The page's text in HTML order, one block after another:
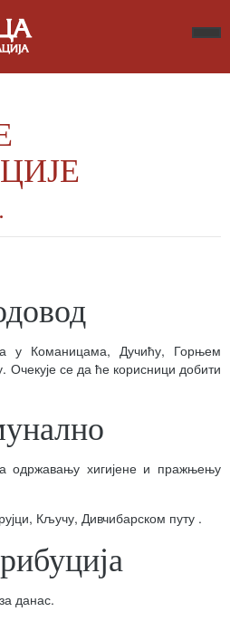
у Команицама, Дучићу, Горњем
се да ће корисници добити
одржавању хигијене и пражњењу
Кључу, Дивчибарском путу .
данас.